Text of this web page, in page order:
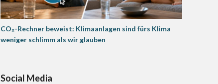
CO₂-Rechner beweist: Klimaanlagen sind fürs Klima
weniger schlimm als wir glauben
Social Media